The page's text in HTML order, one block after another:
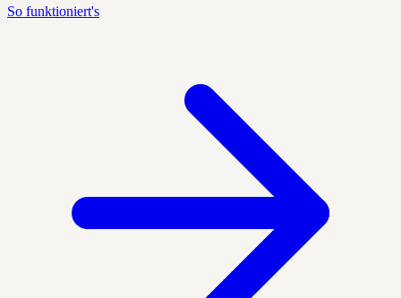
So funktioniert's